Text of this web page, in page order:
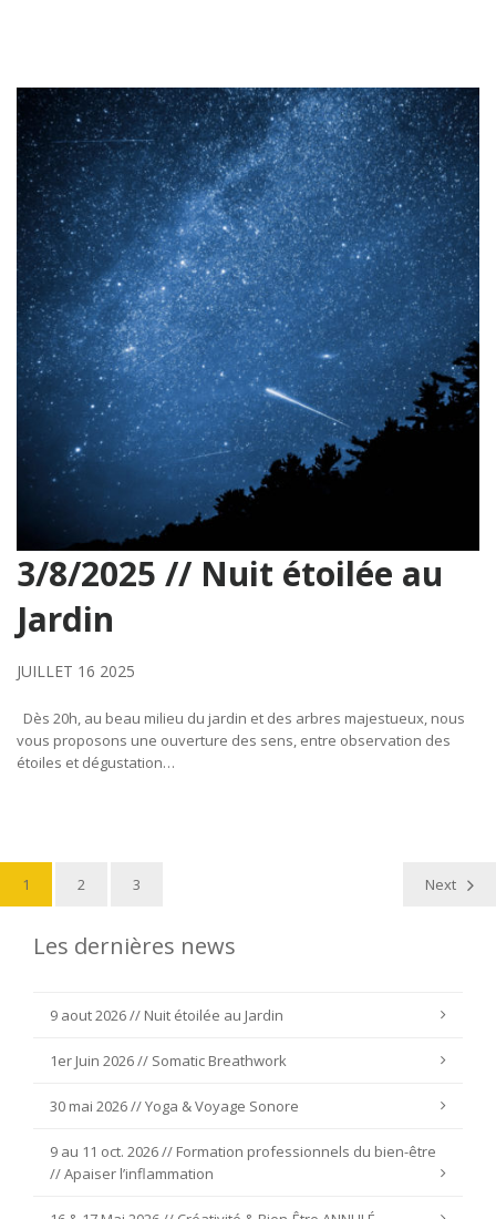
3/8/2025 // Nuit étoilée au
Jardin
JUILLET 16 2025
Dès 20h, au beau milieu du jardin et des arbres majestueux, nous
vous proposons une ouverture des sens, entre observation des
étoiles et dégustation…
1 2 3 Next
Les dernières news
9 aout 2026 // Nuit étoilée au Jardin
1er Juin 2026 // Somatic Breathwork
30 mai 2026 // Yoga & Voyage Sonore
9 au 11 oct. 2026 // Formation professionnels du bien-être
// Apaiser l’inflammation